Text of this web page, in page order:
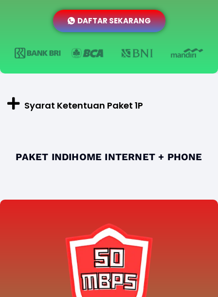
DAFTAR SEKARANG
Syarat Ketentuan Paket 1P
PAKET INDIHOME INTERNET + PHONE